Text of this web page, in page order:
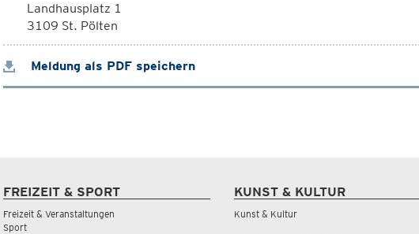
Landhausplatz 1
3109 St. Pölten
Meldung als PDF speichern
FREIZEIT & SPORT
Freizeit & Veranstaltungen
Sport
KUNST & KULTUR
Kunst & Kultur